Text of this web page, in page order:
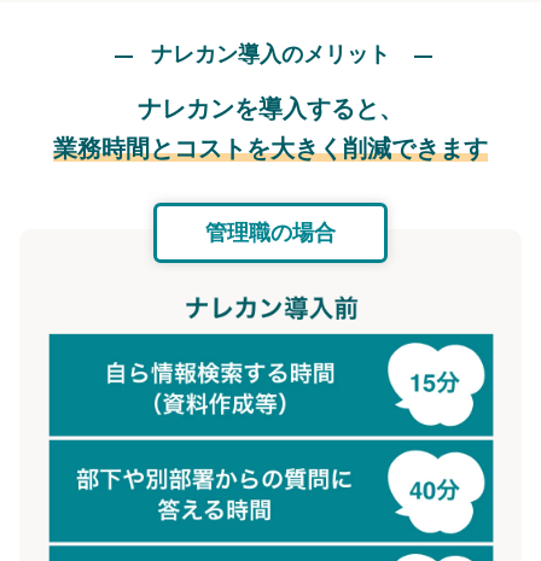
ナレカン導入のメリット
ナレカンを導入すると、
業務時間とコストを大きく削減できます
管理職の場合